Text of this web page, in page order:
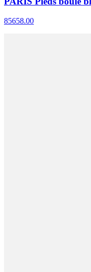
85658.00